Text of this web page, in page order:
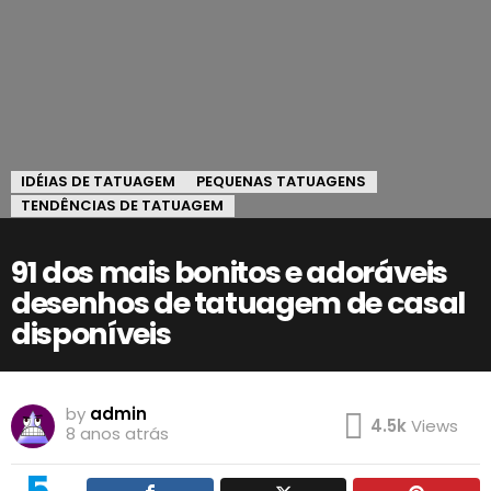
IDÉIAS DE TATUAGEM
PEQUENAS TATUAGENS
TENDÊNCIAS DE TATUAGEM
91 dos mais bonitos e adoráveis ​​
desenhos de tatuagem de casal
disponíveis
by admin
8 anos atrás
4.5kViews